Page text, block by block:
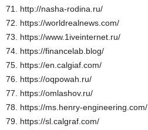
71. http://nasha-rodina.ru/
72. https://worldrealnews.com/
73. https://www.1iveinternet.ru/
74. https://financelab.blog/
75. https://en.calgiaf.com/
76. https://oqpowah.ru/
77. https://omlashov.ru/
78. https://ms.henry-engineering.com/
79. https://sl.calgraf.com/